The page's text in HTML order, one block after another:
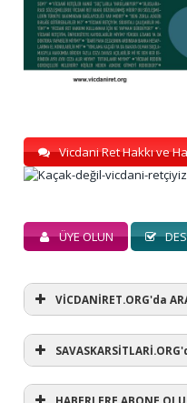
Vicdani Ret Hakkı ve
ÜYE OLUN
VİCDANİRET.ORG'da